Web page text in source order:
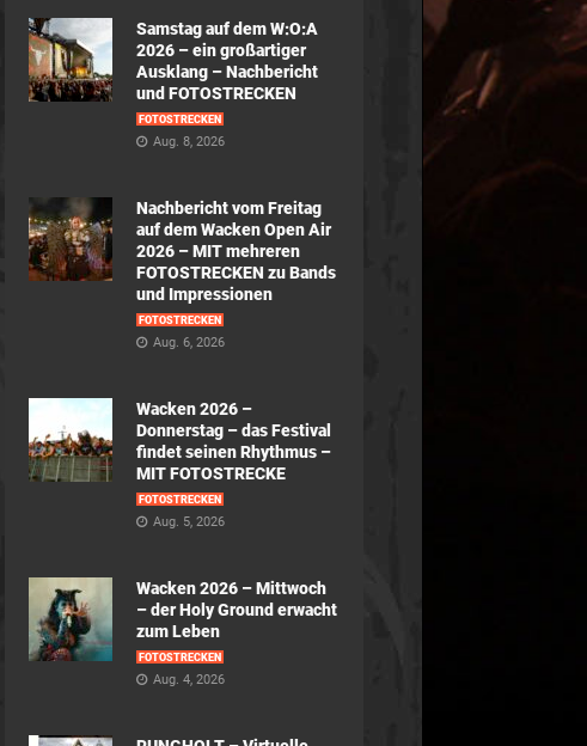
Samstag auf dem W:O:A
2026 – ein großartiger
Ausklang – Nachbericht
und FOTOSTRECKEN
FOTOSTRECKEN
Aug. 8, 2026
Nachbericht vom Freitag
auf dem Wacken Open Air
2026 – MIT mehreren
FOTOSTRECKEN zu Bands
und Impressionen
FOTOSTRECKEN
Aug. 6, 2026
Wacken 2026 –
Donnerstag – das Festival
findet seinen Rhythmus –
MIT FOTOSTRECKE
FOTOSTRECKEN
Aug. 5, 2026
Wacken 2026 – Mittwoch
– der Holy Ground erwacht
zum Leben
FOTOSTRECKEN
Aug. 4, 2026